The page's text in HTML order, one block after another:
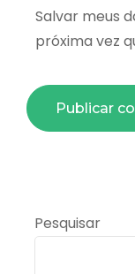
Salvar meus
próxima vez
Pesquisar